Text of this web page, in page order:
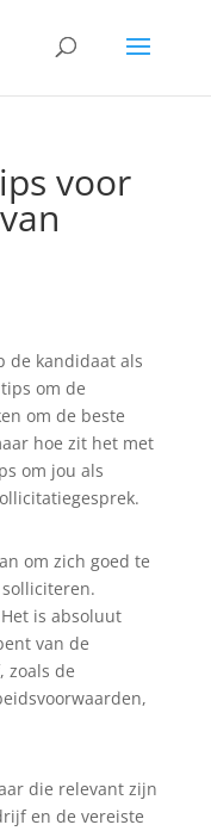
voor
de kandidaat als
om de
om de beste
hoe zit het met
om jou als
om zich goed te
is absoluut
van de
zoals de
die relevant zijn
en de vereiste